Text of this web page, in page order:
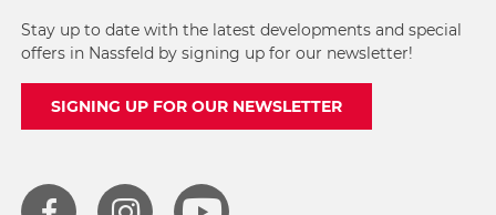
Stay up to date with the latest developments and special
offers in Nassfeld by signing up for our newsletter!
SIGNING UP FOR OUR NEWSLETTER